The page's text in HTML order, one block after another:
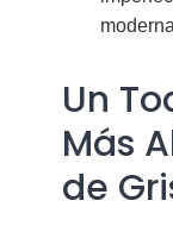
Un
Más
de